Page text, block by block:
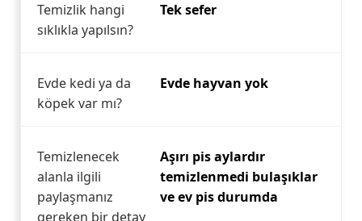
Temizlik hangi
sıklıkla yapılsın?
Tek sefer
Evde kedi ya da
köpek var mı?
Evde hayvan yok
Temizlenecek
alanla ilgili
paylaşmanız
gereken bir detay
Aşırı pis aylardır
temizlenmedi bulaşıklar
ve ev pis durumda